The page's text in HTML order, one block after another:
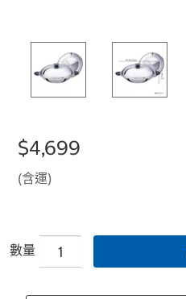
$4,699
(含運)
數量